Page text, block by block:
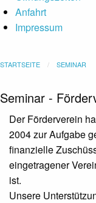
Anfahrt
Impressum
STARTSEITE SEMINAR
Seminar -
Der Förderverein
2004 zur Aufgabe
finanzielle
eingetragener
ist.
Unsere